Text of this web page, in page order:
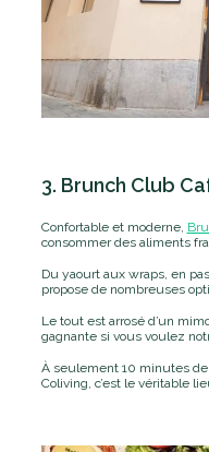
3. Brunch Club
Confortable et moderne,
consommer des aliments
Du yaourt aux wraps, en
propose de nombreuses
Le tout est arrosé d’un
gagnante si vous voulez
À seulement 10 minutes de
Coliving, c’est le véritable